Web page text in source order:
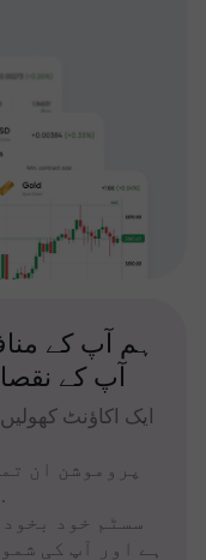
ہم آپ کے
آپ کے
ایک اکاؤنٹ
پروموشن ان
مدت کے لیے درست ہے 31.08.2026.
سسٹم خود
ہے اور آپ کی